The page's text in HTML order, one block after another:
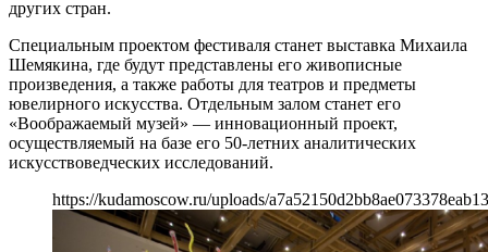
других стран.
Специальным проектом фестиваля станет выставка Михаила
Шемякина, где будут представлены его живописные
произведения, а также работы для театров и предметы
ювелирного искусства. Отдельным залом станет его
«Воображаемый музей» — инновационный проект,
осуществляемый на базе его 50-летних аналитических
искусствоведческих исследований.
https://kudamoscow.ru/uploads/